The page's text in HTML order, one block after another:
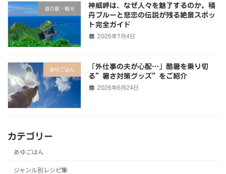
道の駅・観光
神威岬は、なぜ人々を魅了するのか。積
丹ブルーと悲恋の伝説が残る絶景スポッ
ト完全ガイド
2026年7月4日
あゆごはん
「外仕事の夫が心配…」酷暑を乗り切
る”暑さ対策グッズ”をご紹介
2026年6月24日
カテゴリー
あゆごはん
ジャンル別レシピ集